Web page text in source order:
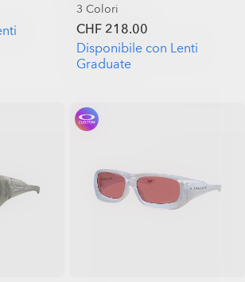
3 Colori
CHF 218.00
Disponibile con Lenti
Graduate